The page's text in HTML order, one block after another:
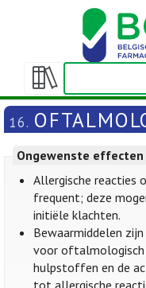
Weergeven/
inhoudstafel
16.
Ongewenste effecten
Allergische reacties
frequent; deze
initiële klachten.
Bewaarmiddelen
voor oftalmologisch
hulpstoffen en de
tot allergische